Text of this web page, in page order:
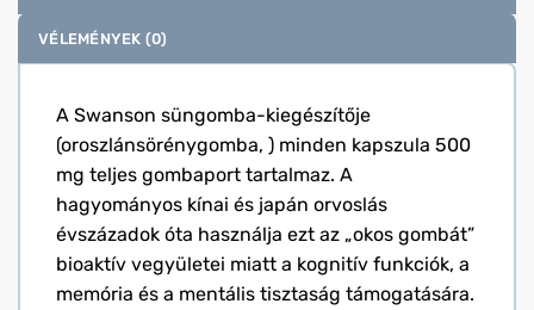
VÉLEMÉNYEK (0)
A Swanson süngomba-kiegészítője
(oroszlánsörénygomba, ) minden kapszula 500
mg teljes gombaport tartalmaz. A
hagyományos kínai és japán orvoslás
évszázadok óta használja ezt az „okos gombát”
bioaktív vegyületei miatt a kognitív funkciók, a
memória és a mentális tisztaság támogatására.